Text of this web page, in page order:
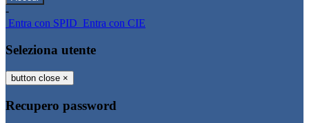
-
Entra con SPID Entra con CIE
Seleziona utente
button close ×
Recupero password